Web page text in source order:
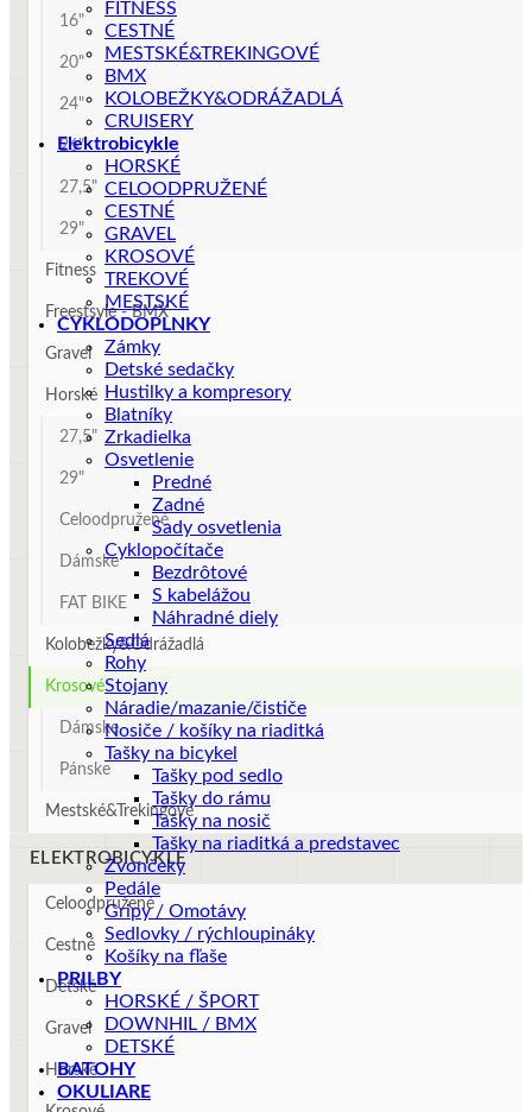
FITNESS
CESTNÉ
MESTSKÉ&TREKINGOVÉ
BMX
KOLOBEŽKY&ODRÁŽADLÁ
CRUISERY
Elektrobicykle
HORSKÉ
CELOODPRUŽENÉ
CESTNÉ
GRAVEL
KROSOVÉ
TREKOVÉ
MESTSKÉ
CYKLODOPLNKY
Zámky
Detské sedačky
Hustilky a kompresory
Blatníky
Zrkadielka
Osvetlenie
Predné
Zadné
Sady osvetlenia
Cyklopočítače
Bezdrôtové
S kabelážou
Náhradné diely
Sedlá
Rohy
Stojany
Náradie/mazanie/čističe
Nosiče / košíky na riaditká
Tašky na bicykel
Tašky pod sedlo
Tašky do rámu
Tašky na nosič
Tašky na riaditká a predstavec
Zvončeky
Pedále
Gripy / Omotávy
Sedlovky / rýchloupináky
Košíky na fľaše
PRILBY
HORSKÉ / ŠPORT
DOWNHIL / BMX
DETSKÉ
BATOHY
OKULIARE
16"
20"
24"
26"
27,5"
29"
Fitness
Freestsyle - BMX
Gravel
Horské
27,5"
29"
Celoodpružené
Dámske
FAT BIKE
Kolobežky&Odrážadlá
Krosové
Dámske
Pánske
Mestské&Trekingové
ELEKTROBICYKLE
Celoodpružené
Cestné
Detské
Gravel
Horské